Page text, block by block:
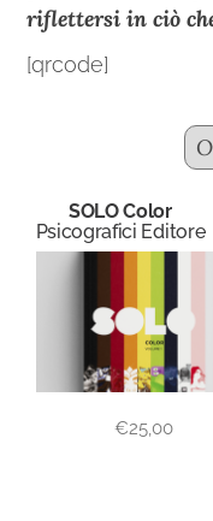
riflettersi in ciò
[qrcode]
SOLO Color
Psicografici Editore
€25,00